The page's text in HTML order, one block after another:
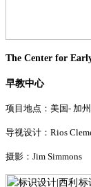
The Center for
早教中心
项目地点：美国- 加
导视设计： Rios
摄影： Jim Simmons